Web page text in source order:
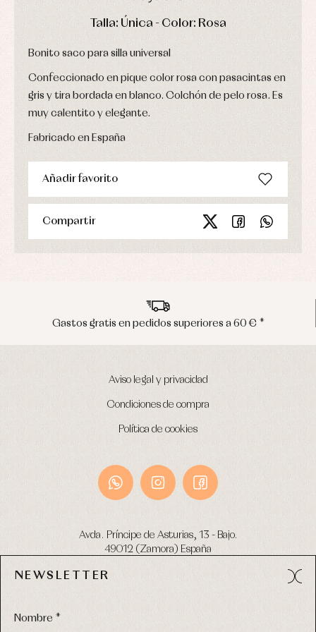
HORAS MIN
Talla: Única - Color: Rosa
Bonito saco para silla universal
Confeccionado en pique color rosa con pasacintas en
gris y tira bordada en blanco. Colchón de pelo rosa. Es
muy calentito y elegante.
Fabricado en España
Añadir favorito
Compartir
Gastos gratis en pedidos superiores a 60 € *
Aviso legal y privacidad
Condiciones de compra
Política de cookies
Avda. Príncipe de Asturias, 13 - Bajo.
49012 (Zamora) España
Tel: 980 049 683
NEWSLETTER
Nombre *
de
abrigo
de
Ropa